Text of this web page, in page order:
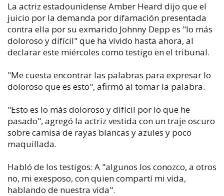
La actriz estadounidense Amber Heard dijo que el
juicio por la demanda por difamación presentada
contra ella por su exmarido Johnny Depp es "lo más
doloroso y difícil" que ha vivido hasta ahora, al
declarar este miércoles como testigo en el tribunal.
"Me cuesta encontrar las palabras para expresar lo
doloroso que es esto", afirmó al tomar la palabra.
"Esto es lo más doloroso y difícil por lo que he
pasado", agregó la actriz vestida con un traje oscuro
sobre camisa de rayas blancas y azules y poco
maquillada.
Habló de los testigos: A "algunos los conozco, a otros
no, mi exesposo, con quien compartí mi vida,
hablando de nuestra vida".